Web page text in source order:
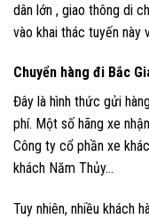
dân lớn , giao thông di
vào khai thác tuyến này
Chuyển hàng đi Bắc
Đây là hình thức gửi
phí. Một số hãng xe
Công ty cổ phần xe
khách Năm Thủy…
Tuy nhiên, nhiều khách